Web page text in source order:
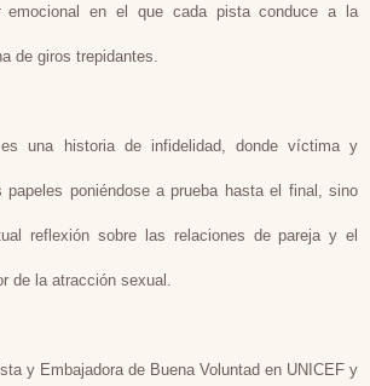
emocional en el que cada pista conduce a la
de giros trepidantes.
una historia de infidelidad, donde víctima y
papeles poniéndose a prueba hasta el final, sino
reflexión sobre las relaciones de pareja y el
de la atracción sexual.
y Embajadora de Buena Voluntad en UNICEF y